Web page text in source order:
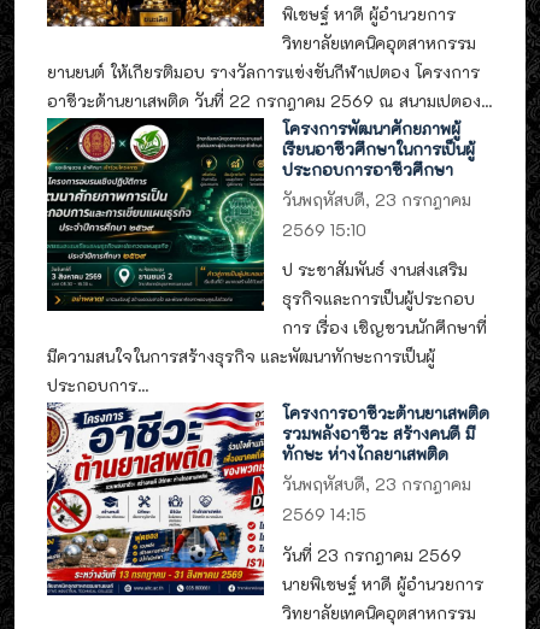
พิเชษฐ์ หาดี ผู้อำนวยการ
วิทยาลัยเทคนิคอุตสาหกรรม
ยานยนต์ ให้เกียรติมอบ รางวัลการแข่งขันกีฬาเปตอง โครงการ
อาชีวะต้านยาเสพติด วันที่ 22 กรกฎาคม 2569 ณ สนามเปตอง...
โครงการพัฒนาศักยภาพผู้
เรียนอาชีวศึกษาในการเป็นผู้
ประกอบการอาชีวศึกษา
วันพฤหัสบดี, 23 กรกฎาคม
2569 15:10
ป ระชาสัมพันธ์ งานส่งเสริม
ธุรกิจและการเป็นผู้ประกอบ
การ เรื่อง เชิญชวนนักศึกษาที่
มีความสนใจในการสร้างธุรกิจ และพัฒนาทักษะการเป็นผู้
ประกอบการ...
โครงการอาชีวะต้านยาเสพติด
รวมพลังอาชีวะ สร้างคนดี มี
ทักษะ ห่างไกลยาเสพติด
วันพฤหัสบดี, 23 กรกฎาคม
2569 14:15
วันที่ 23 กรกฎาคม 2569
นายพิเชษฐ์ หาดี ผู้อำนวยการ
วิทยาลัยเทคนิคอุตสาหกรรม